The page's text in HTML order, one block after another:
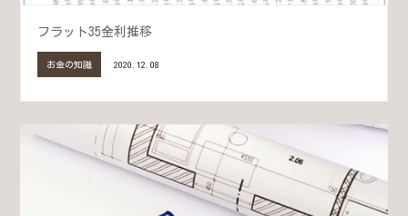
フラット35金利推移
お金の知識 2020.12.08